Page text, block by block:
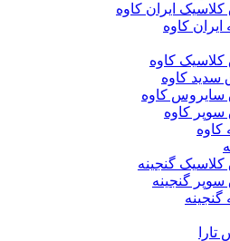
ایران کاوه
کاوه
کاوه
سدید کاوه
سایروس کاوه
کاوه
کاوه
گنجینه
گنجینه